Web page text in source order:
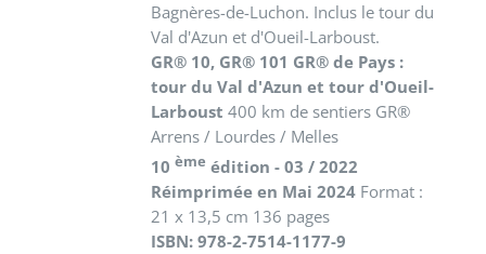
Bagnères-de-Luchon. Inclus le tour du
Val d'Azun et d'Oueil-Larboust.
GR® 10, GR® 101 GR® de Pays :
tour du Val d'Azun et tour d'Oueil-
Larboust 400 km de sentiers GR®
Arrens / Lourdes / Melles
10ème édition - 03 / 2022
Réimprimée en Mai 2024 Format :
21 x 13,5 cm 136 pages
ISBN: 978-2-7514-1177-9